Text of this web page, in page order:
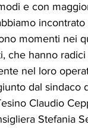
e con
momenti nei
che hanno
nel loro
dal sindaco
Claudio
Stefania